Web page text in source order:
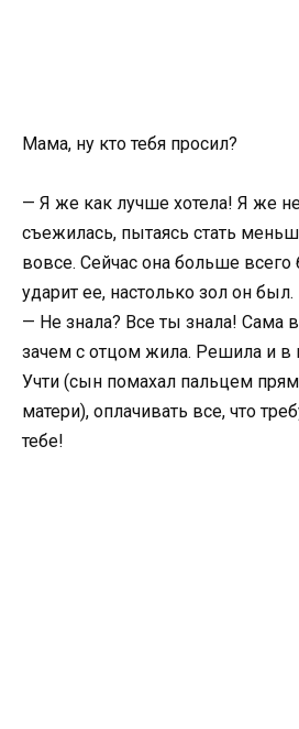
Мама, ну кто тебя просил?
— Я же как лучше хотела! Я же
съежилась, пытаясь стать
вовсе. Сейчас она больше всего
ударит ее, настолько зол он был.
— Не знала? Все ты знала! Сама
зачем с отцом жила. Решила и
Учти (сын помахал пальцем
матери), оплачивать все, что
тебе!